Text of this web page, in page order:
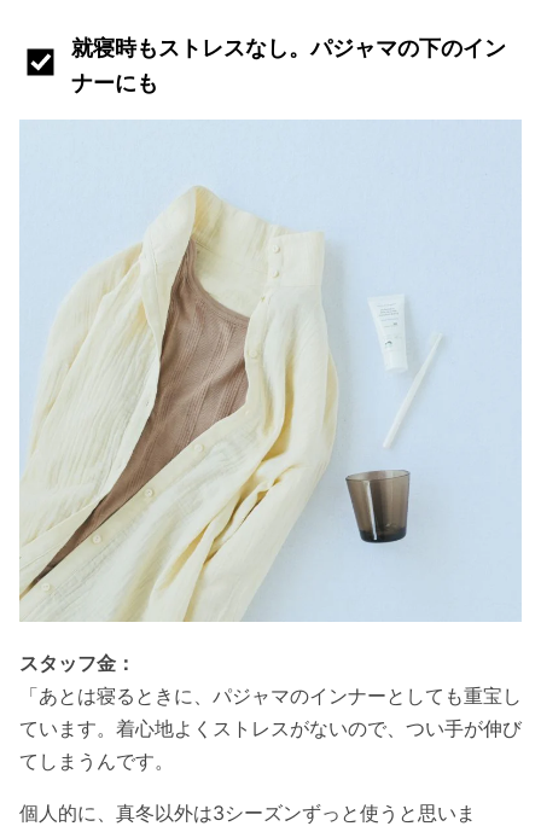
就寝時もストレスなし。パジャマの下のイン
ナーにも
スタッフ金：
「あとは寝るときに、パジャマのインナーとしても重宝し
ています。着心地よくストレスがないので、つい手が伸び
てしまうんです。
個人的に、真冬以外は3シーズンずっと使うと思いま